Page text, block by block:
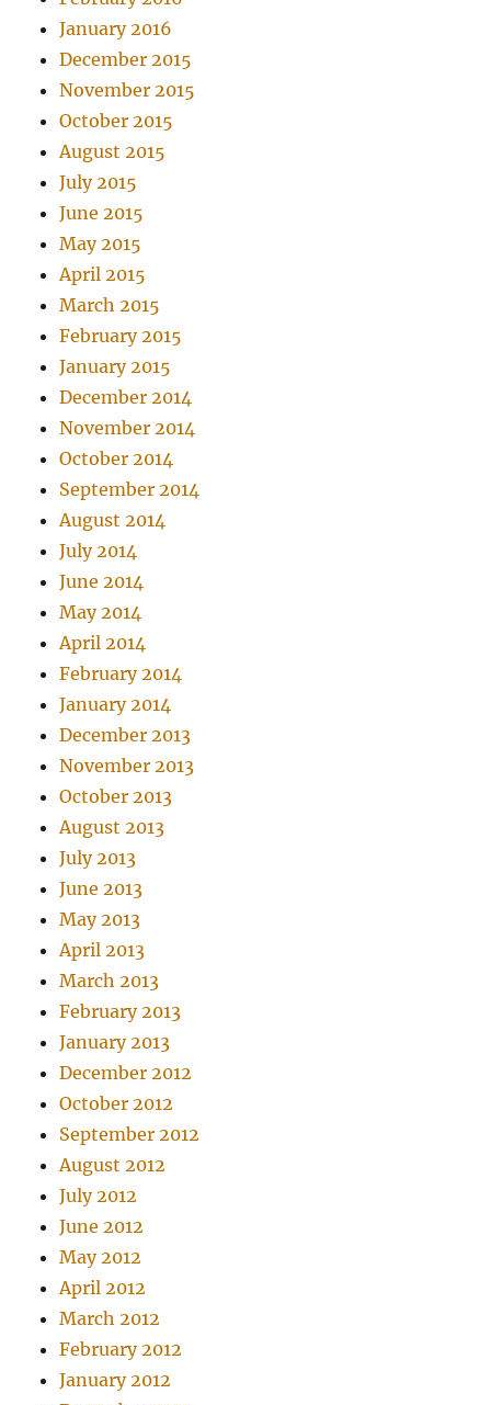
January 2016
December 2015
November 2015
October 2015
August 2015
July 2015
June 2015
May 2015
April 2015
March 2015
February 2015
January 2015
December 2014
November 2014
October 2014
September 2014
August 2014
July 2014
June 2014
May 2014
April 2014
February 2014
January 2014
December 2013
November 2013
October 2013
August 2013
July 2013
June 2013
May 2013
April 2013
March 2013
February 2013
January 2013
December 2012
October 2012
September 2012
August 2012
July 2012
June 2012
May 2012
April 2012
March 2012
February 2012
January 2012